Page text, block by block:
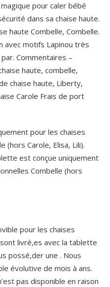
pour caler bébé
dans sa chaise haute.
haute Combelle, Combelle.
avec motifs Lapinou très
Commentaires –
haute, combelle,
chaise haute, Liberty,
Carole Frais de port
pour les chaises
(hors Carole, Elisa, Lili).
est conçue uniquement
Combelle (hors
pour les chaises
livré,es avec la tablette
possé,der une . Nous
évolutive de mois à ans.
pas disponible en raison